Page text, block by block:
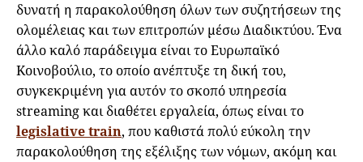
δυνατή η παρακολούθηση όλων των συζητήσεων της
ολομέλειας και των επιτροπών μέσω Διαδικτύου. Ένα
άλλο καλό παράδειγμα είναι το Ευρωπαϊκό
Κοινοβούλιο, το οποίο ανέπτυξε τη δική του,
συγκεκριμένη για αυτόν το σκοπό υπηρεσία
streaming και διαθέτει εργαλεία, όπως είναι το
legislative train, που καθιστά πολύ εύκολη την
παρακολούθηση της εξέλιξης των νόμων, ακόμη και